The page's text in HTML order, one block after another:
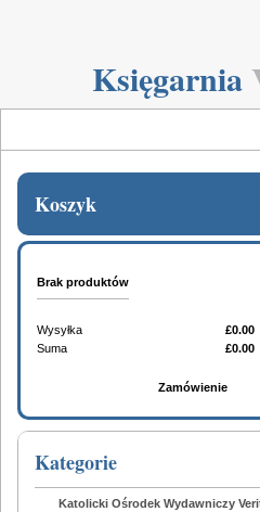
Księgarnia
Koszyk
Brak produktów
Wysyłka
£0.00
Suma
£0.00
Zamówienie
Kategorie
Katolicki Ośrodek Wydawniczy